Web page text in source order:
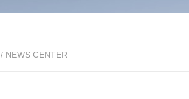
/ NEWS CENTER